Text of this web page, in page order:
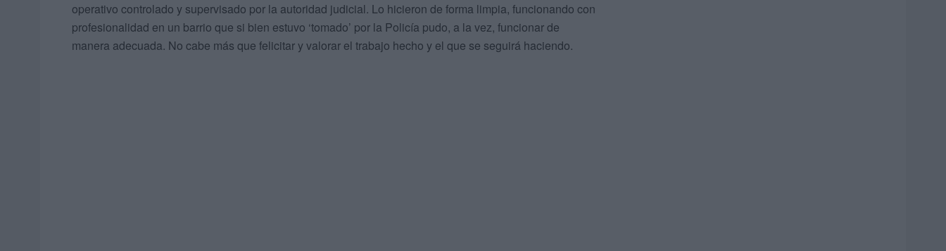
operativo controlado y supervisado por la autoridad judicial. Lo hicieron de forma limpia, funcionando con
profesionalidad en un barrio que si bien estuvo ‘tomado’ por la Policía pudo, a la vez, funcionar de
manera adecuada. No cabe más que felicitar y valorar el trabajo hecho y el que se seguirá haciendo.